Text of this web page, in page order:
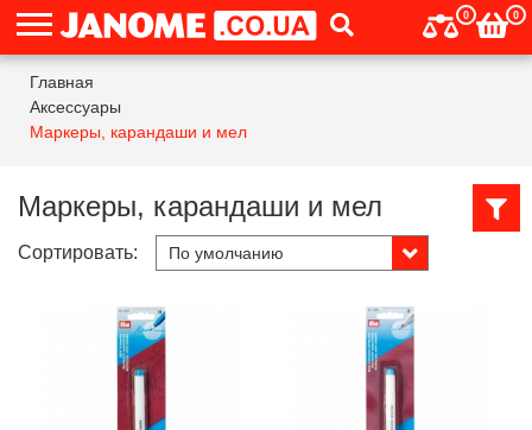
0 0
Главная
Аксессуары
Маркеры, карандаши и мел
Маркеры, карандаши и мел
Сортировать: